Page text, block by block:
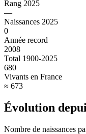
Rang 2025
—
Naissances 2025
0
Année record
2008
Total 1900-2025
680
Vivants en France
≈ 673
Évolution
Nombre de naissances